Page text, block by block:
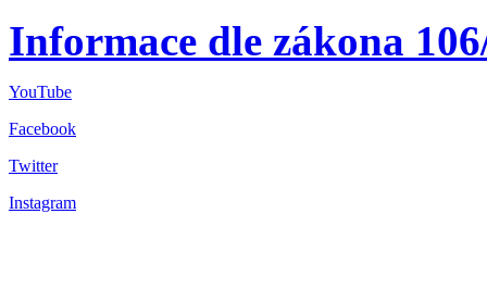
Informace dle zákona
YouTube
Facebook
Twitter
Instagram